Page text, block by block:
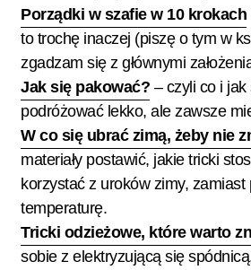
Porządki w szafie w 10 krokach
to trochę inaczej (piszę o tym w
zgadzam się z głównymi
Jak się pakować? – czyli co i
podróżować lekko, ale zawsze
W co się ubrać zimą, żeby nie
materiały postawić, jakie tricki
korzystać z uroków zimy, zamiast
temperaturę.
Tricki odzieżowe, które warto
sobie z elektryzującą się